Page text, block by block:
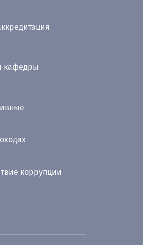
кафедры
коррупции